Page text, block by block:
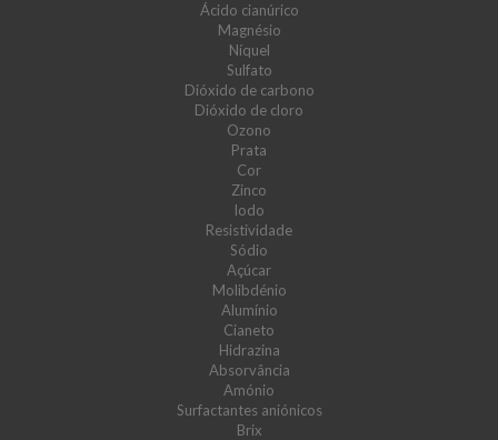
Ácido cianúrico
Magnésio
Níquel
Sulfato
Dióxido de carbono
Dióxido de cloro
Ozono
Prata
Cor
Zinco
Iodo
Resistividade
Sódio
Açúcar
Molibdénio
Alumínio
Cianeto
Hidrazina
Absorvância
Amónio
Surfactantes aniónicos
Brix